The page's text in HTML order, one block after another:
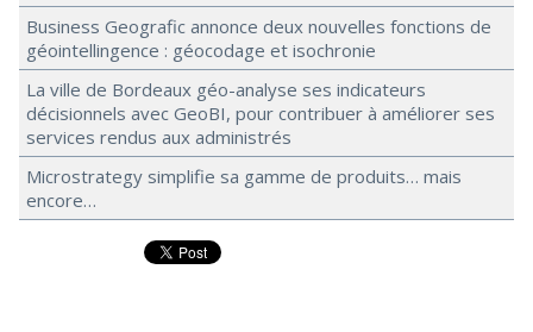
Business Geografic annonce deux nouvelles fonctions de
géointellingence : géocodage et isochronie
La ville de Bordeaux géo-analyse ses indicateurs
décisionnels avec GeoBI, pour contribuer à améliorer ses
services rendus aux administrés
Microstrategy simplifie sa gamme de produits… mais
encore…